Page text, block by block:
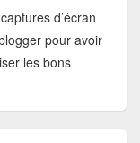
d’écran
pour avoir
les bons